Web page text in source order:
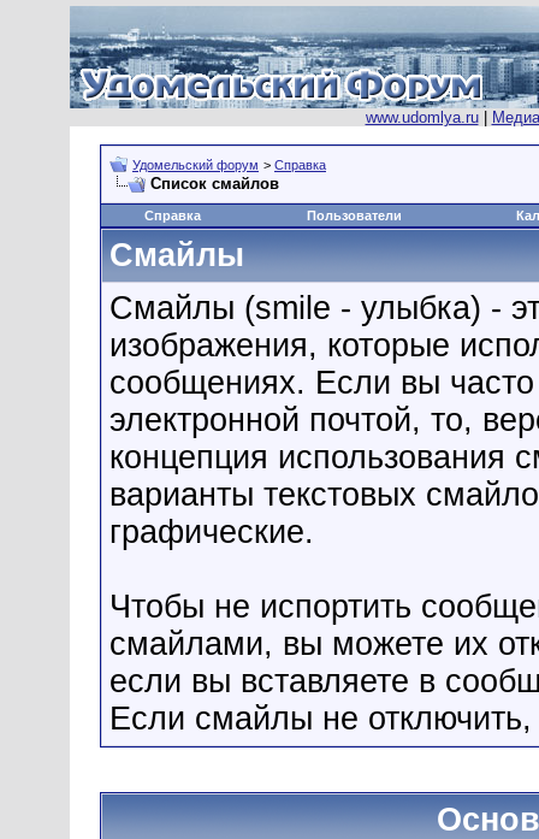
www.udomlya.ru|
Удомельский форум > Справка
Список смайлов
Справка Пользователи
Смайлы
Смайлы (smile - улыбка) -
изображения, которые
сообщениях. Если вы
электронной почтой, то,
концепция
варианты текстовых
графические.
Чтобы не испортить
смайлами, вы можете их
если вы вставляете в
Если смайлы не